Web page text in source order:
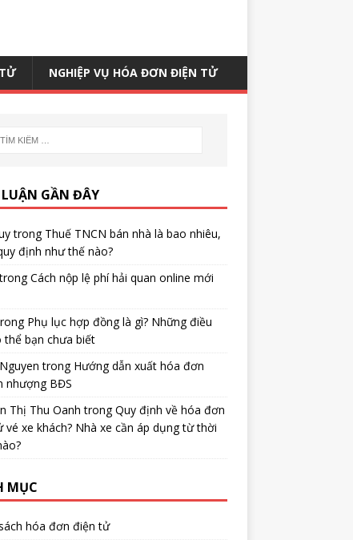
NGHIỆP VỤ HÓA ĐƠN ĐIỆN TỬ
GẦN ĐÂY
trong Thuế TNCN bán nhà là bao nhiêu,
định như thế nào?
Cách nộp lệ phí hải quan online mới
Phụ lục hợp đồng là gì? Những điều
thể bạn chưa biết
trong Hướng dẫn xuất hóa đơn
nhượng BĐS
Thị Thu Oanh trongQuy định về hóa đơn
vé xe khách? Nhà xe cần áp dụng từ thời
MỤC
hóa đơn điện tử